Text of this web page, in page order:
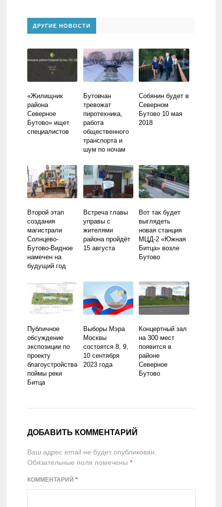
ДРУГИЕ НОВОСТИ
«Жилищник
района
Северное
Бутово» ищет
специалистов
Бутовчан
тревожат
пиротехника,
работа
общественного
транспорта и
шум по ночам
Собянин будет в
Северном
Бутово 10 мая
2018
Второй этап
создания
магистрали
Солнцево-
Бутово-Видное
намечен на
будущий год
Встреча главы
управы с
жителями
района пройдёт
15 августа
Вот так будет
выглядеть
новая станция
МЦД-2 «Южная
Битца» возле
Бутово
Публичное
обсуждение
экспозиции по
проекту
благоустройства
поймы реки
Битца
Выборы Мэра
Москвы
состоятся 8, 9,
10 сентября
2023 года
Концертный зал
на 300 мест
появится в
районе
Северное
Бутово
ДОБАВИТЬ КОММЕНТАРИЙ
Ваш адрес email не будет опубликован.
Обязательные поля помечены *
КОММЕНТАРИЙ *